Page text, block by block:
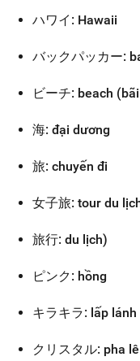
ハワイ: Hawaii
バックパッカー:
ビーチ: beach
海: đại dương
旅: chuyến đi
女子旅: tour du
旅行: du lịch)
ピンク: hồng
キラキラ: lấp lánh
クリスタル: pha lê